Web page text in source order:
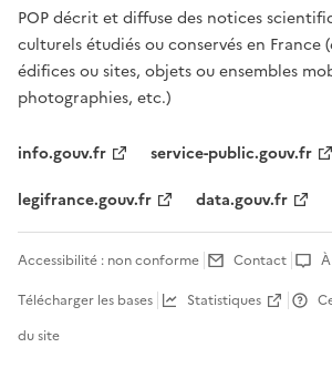
POP décrit et diffuse des notices
culturels étudiés ou conservés en
édifices ou sites, objets ou ensembles
photographies, etc.)
info.gouv.fr
service-public.gouv.fr
legifrance.gouv.fr
data.gouv.fr
Accessibilité : non conforme Contact
Télécharger les bases
Statistiques
du site